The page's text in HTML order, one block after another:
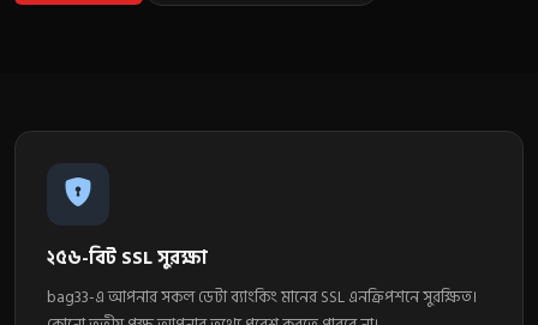
২৫৬-বিট SSL সুরক্ষা
bag33-এ আপনার সকল ডেটা ব্যাংকিং মানের SSL এনক্রিপশনে সুরক্ষিত।